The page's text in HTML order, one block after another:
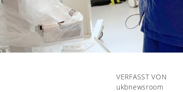
VERFASST VON
ukbnewsroom